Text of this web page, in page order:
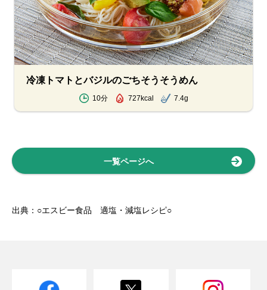
冷凍トマトとバジルのごちそうそうめん
10分 727kcal 7.4g
一覧ページへ
出典：○エスビー食品 適塩・減塩レシピ○